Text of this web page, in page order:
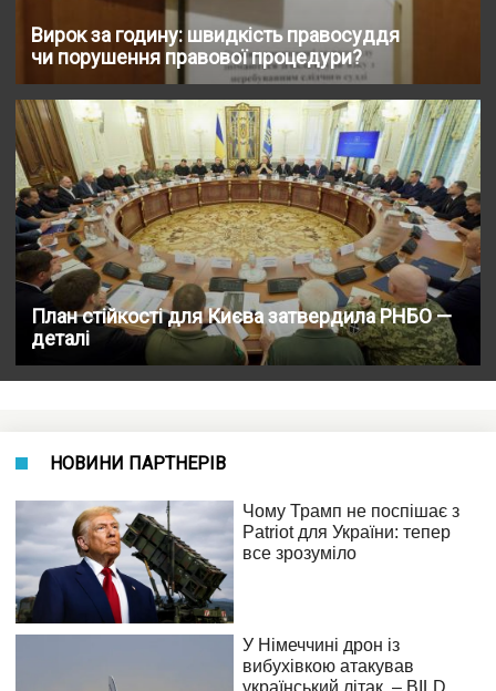
Вирок за годину: швидкість правосуддя
чи порушення правової процедури?
План стійкості для Києва затвердила РНБО —
деталі
НОВИНИ ПАРТНЕРІВ